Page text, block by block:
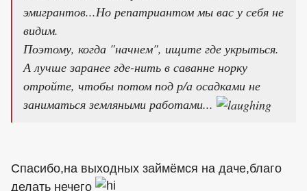
эмигрантов...Но репатриантом мы вас у себя не
видим.
Поэтому, когда "начнем", ищите где укрыться.
А лучше заранее где-нить в саванне норку
отройте, чтобы потом под р/а осадками не
заниматься земляными работами...
Спасибо,на выходных займёмся на даче,благо
делать нечего